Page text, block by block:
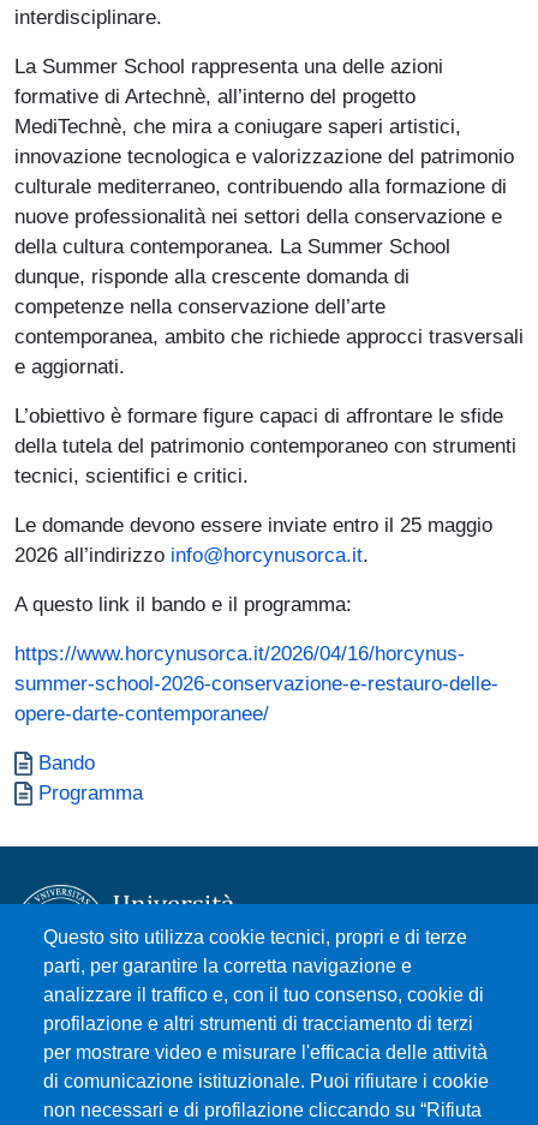
interdisciplinare.
La Summer School rappresenta una delle azioni
formative di Artechnè, all’interno del progetto
MediTechnè, che mira a coniugare saperi artistici,
innovazione tecnologica e valorizzazione del patrimonio
culturale mediterraneo, contribuendo alla formazione di
nuove professionalità nei settori della conservazione e
della cultura contemporanea. La Summer School
dunque, risponde alla crescente domanda di
competenze nella conservazione dell’arte
contemporanea, ambito che richiede approcci trasversali
e aggiornati.
L’obiettivo è formare figure capaci di affrontare le sfide
della tutela del patrimonio contemporaneo con strumenti
tecnici, scientifici e critici.
Le domande devono essere inviate entro il 25 maggio
2026 all’indirizzo info@horcynusorca.it.
A questo link il bando e il programma:
https://www.horcynusorca.it/2026/04/16/horcynus-
summer-school-2026-conservazione-e-restauro-delle-
opere-darte-contemporanee/
Documento
Bando
Documento
Programma
Questo sito utilizza cookie tecnici, propri e di terze
parti, per garantire la corretta navigazione e
analizzare il traffico e, con il tuo consenso, cookie di
profilazione e altri strumenti di tracciamento di terzi
per mostrare video e misurare l'efficacia delle attività
di comunicazione istituzionale. Puoi rifiutare i cookie
non necessari e di profilazione cliccando su “Rifiuta
Università degli Studi di Messina
Piazza Pugliatti, 1 - 98122 Messina
Cod. Fiscale 80004070837
P.IVA 00724160833